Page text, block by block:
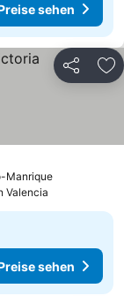
sehen
Teilen
ManriquePreise
Valencia
sehen